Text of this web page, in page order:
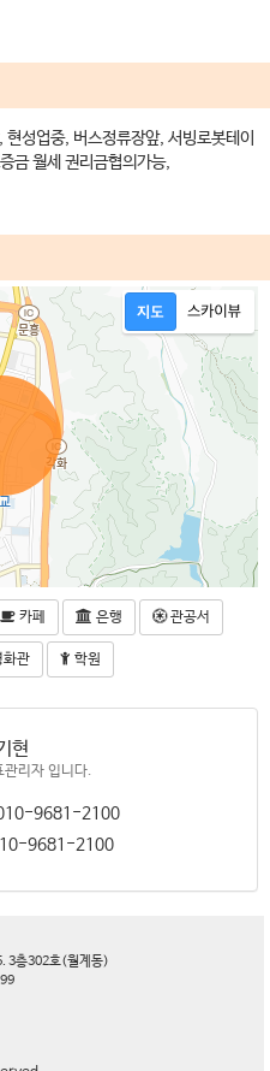
성업중, 버스정류장앞, 서빙로봇테이
금 월세 권리금협의가능,
카페 은행 관공서
화관 학원
현
관리자 입니다.
9681-2100
9681-2100
3층302호(월계동)